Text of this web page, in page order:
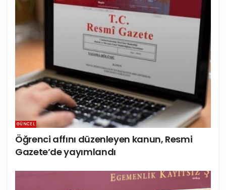
GÜNCEL
Öğrenci affını düzenleyen kanun, Resmi
Gazete’de yayımlandı